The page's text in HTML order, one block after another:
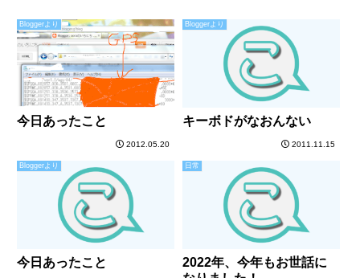
Bloggerより
今日あったこと
2012.05.20
Bloggerより
キーボドがなおんない
2011.11.15
Bloggerより
今日あったこと
日常
2022年、今年もお世話に